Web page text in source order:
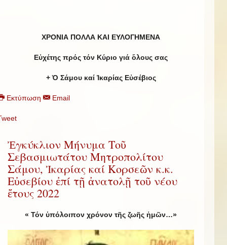
ΧΡΟΝΙΑ ΠΟΛΛΑ ΚAΙ ΕΥΛΟΓΗΜΕΝΑ
Εὐχέτης πρός τόν Κύριο γιά ὅλους σας
+ Ὁ Σάμου καί Ἰκαρίας Εὐσέβιος
Εκτύπωση Email
Ἐγκύκλιον Μήνυμα Τοῦ
Σεβασμιωτάτου Μητροπολίτου
Σάμου, Ἰκαρίας καί Κορσεῶν κ.κ.
Εὐσεβίου ἐπί τῇ ἀνατολῇ τοῦ νέου
ἔτους 2022
« Τόν ὑπόλοιπον χρόνον τῆς ζωῆς ἡμῶν…»